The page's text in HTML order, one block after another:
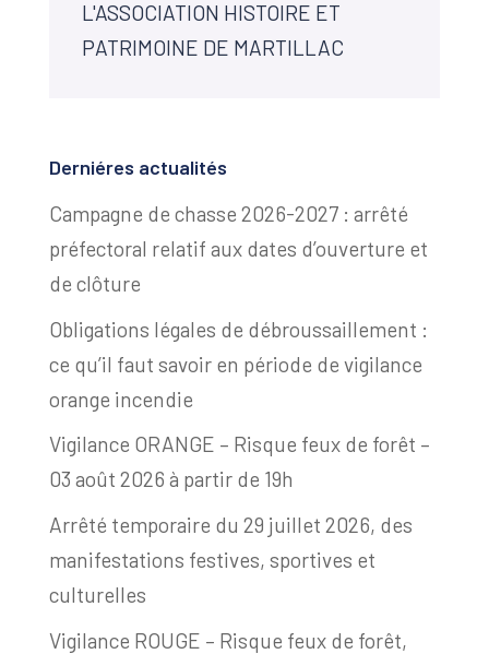
L'ASSOCIATION HISTOIRE ET
PATRIMOINE DE MARTILLAC
Derniéres actualités
Campagne de chasse 2026-2027 : arrêté
préfectoral relatif aux dates d’ouverture et
de clôture
Obligations légales de débroussaillement :
ce qu’il faut savoir en période de vigilance
orange incendie
Vigilance ORANGE – Risque feux de forêt –
03 août 2026 à partir de 19h
Arrêté temporaire du 29 juillet 2026, des
manifestations festives, sportives et
culturelles
Vigilance ROUGE – Risque feux de forêt,